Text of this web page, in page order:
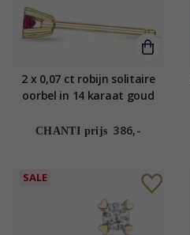
2 x 0,07 ct robijn solitaire
oorbel in 14 karaat goud
CHANTI prijs 386,-
SALE